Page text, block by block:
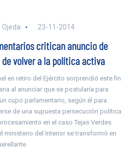
Ojeda 23-11-2014
critican anuncio de
de volver a la política activa
en retiro del Ejército sorprendió este fin
al anunciar que se postularía para
cupo parlamentario, según él para
de una supuesta persecución política
en el caso Tejas Verdes
ministerio del Interior se transformó en